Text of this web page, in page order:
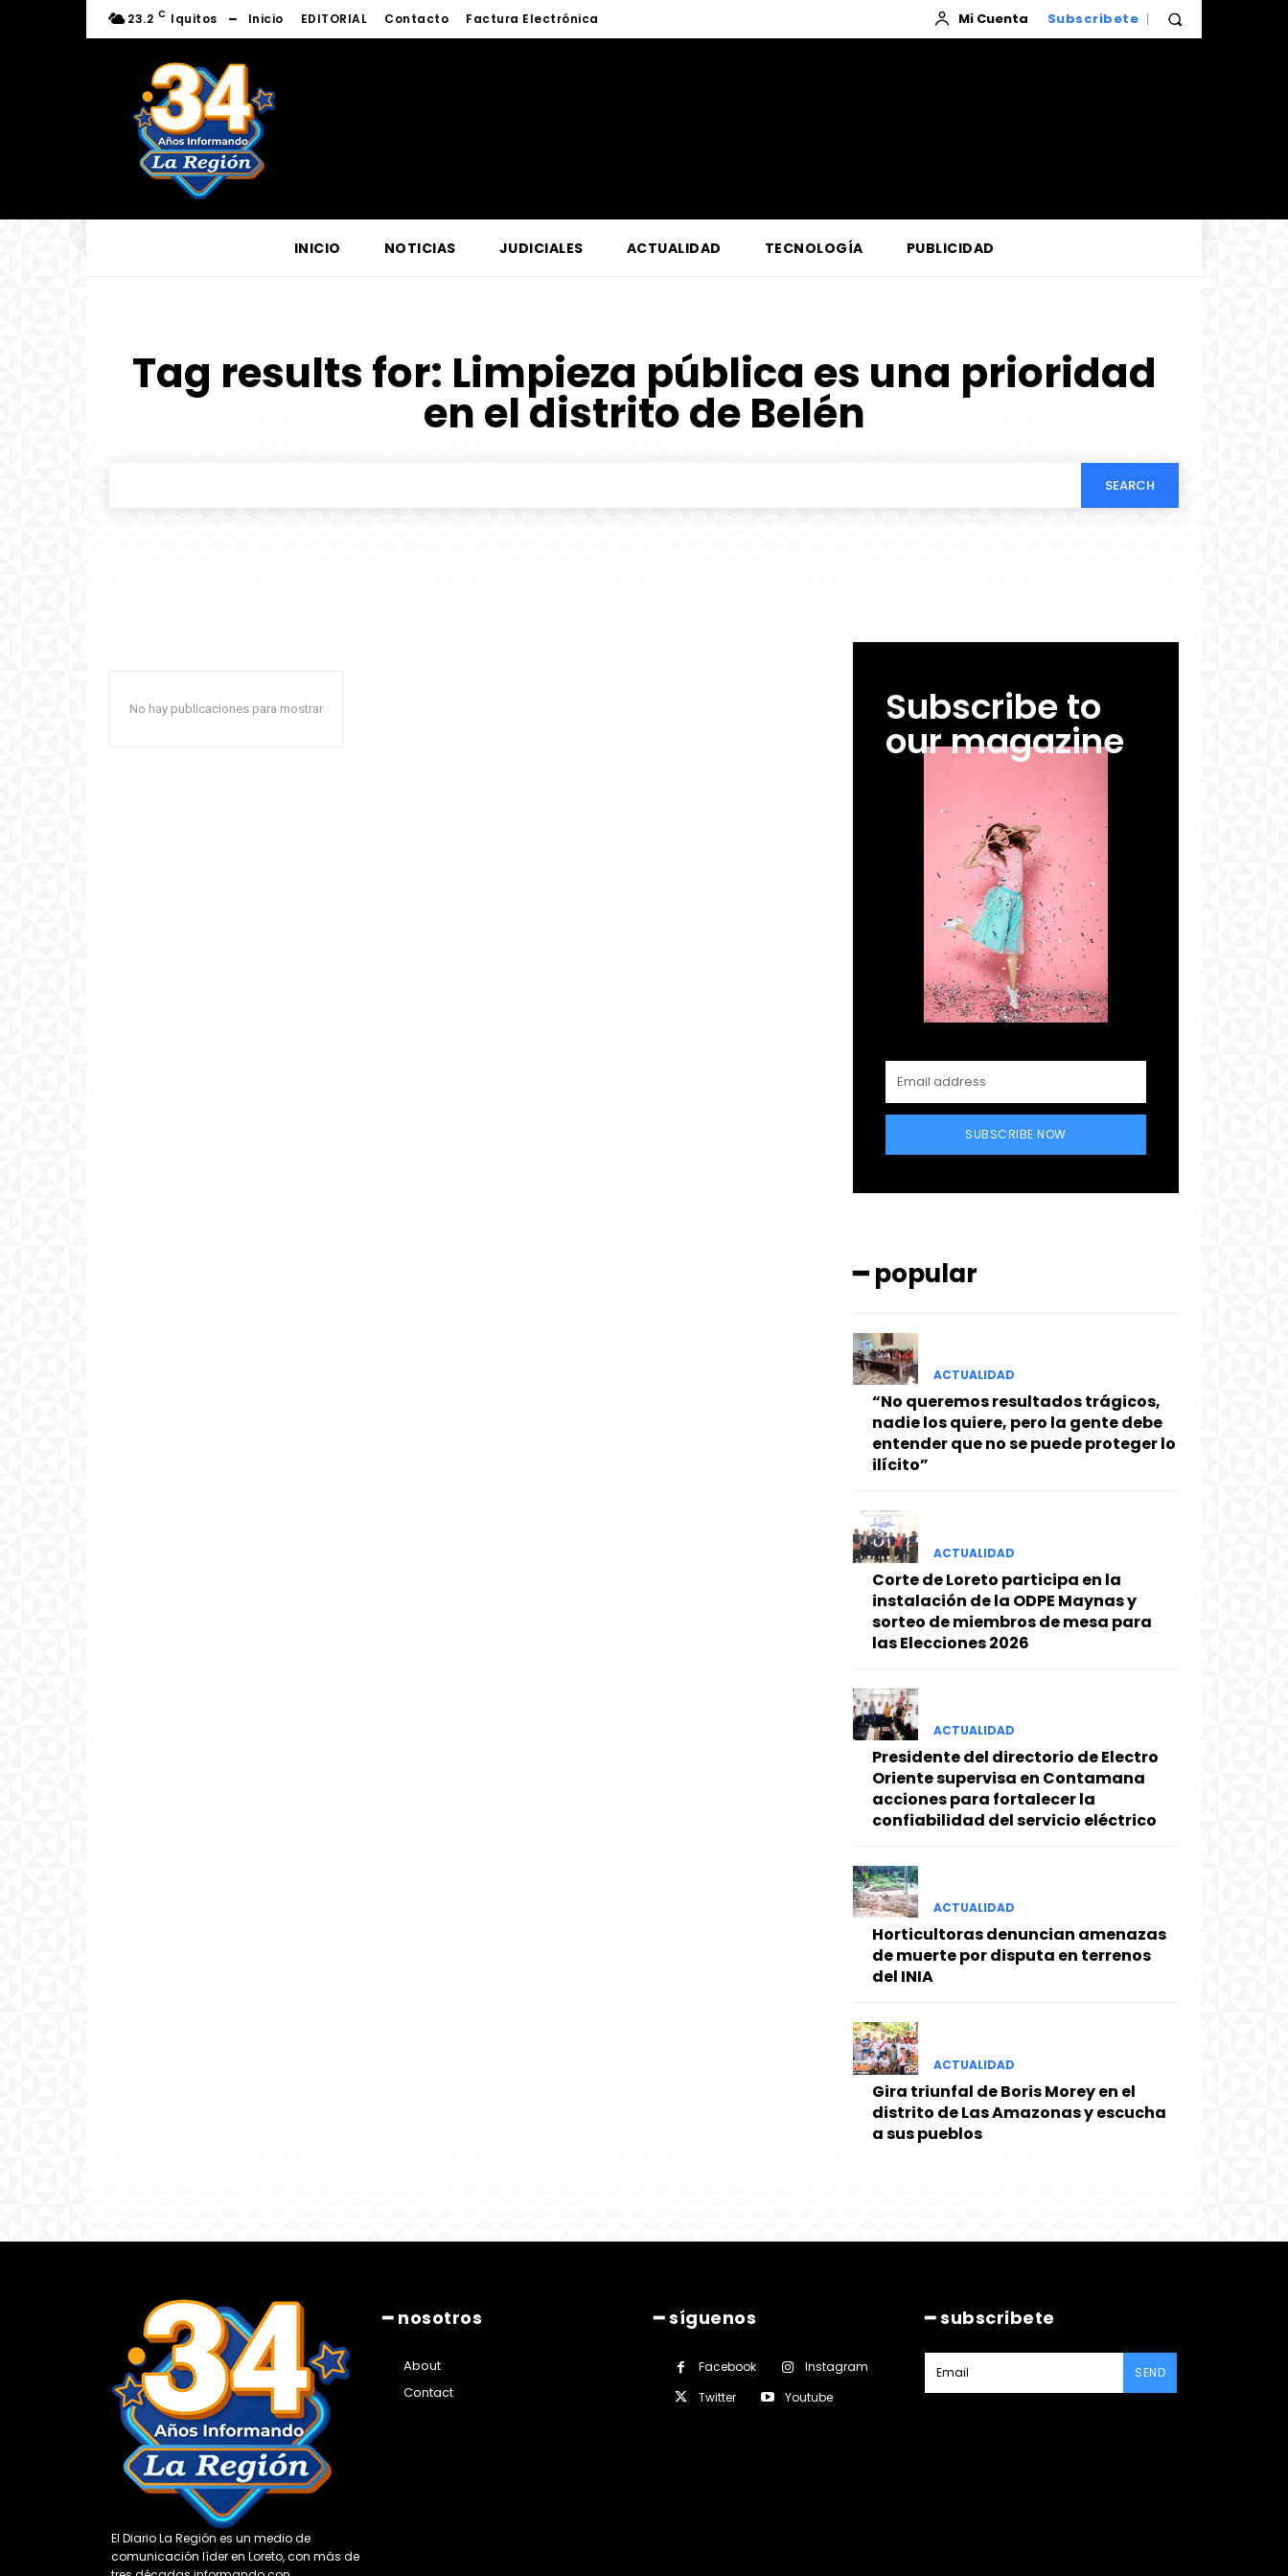
23.2 C Iquitos Inicio EDITORIAL Contacto Factura Electrónica Mi Cuenta Subscribete
INICIO NOTICIAS JUDICIALES ACTUALIDAD TECNOLOGÍA PUBLICIDAD
Tag results for: Limpieza pública es una prioridad
en el distrito de Belén
SEARCH
No hay publicaciones para mostrar Subscribe to
our magazine
SUBSCRIBE NOW
━ popular
ACTUALIDAD
“No queremos resultados trágicos,
nadie los quiere, pero la gente debe
entender que no se puede proteger lo
ilícito”
ACTUALIDAD
Corte de Loreto participa en la
instalación de la ODPE Maynas y
sorteo de miembros de mesa para
las Elecciones 2026
ACTUALIDAD
Presidente del directorio de Electro
Oriente supervisa en Contamana
acciones para fortalecer la
confiabilidad del servicio eléctrico
ACTUALIDAD
Horticultoras denuncian amenazas
de muerte por disputa en terrenos
del INIA
ACTUALIDAD
Gira triunfal de Boris Morey en el
distrito de Las Amazonas y escucha
a sus pueblos
El Diario La Región es un medio de
comunicación líder en Loreto, con más de
━ nosotros
About
Contact
━ síguenos
Facebook
Instagram
Twitter
Youtube
━ subscribete
SEND